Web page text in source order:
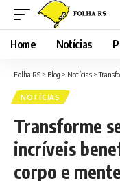
Home Notícias
Folha RS > Blog > Notícias >
NOTÍCIAS
Transforme
incríveis
corpo e mente